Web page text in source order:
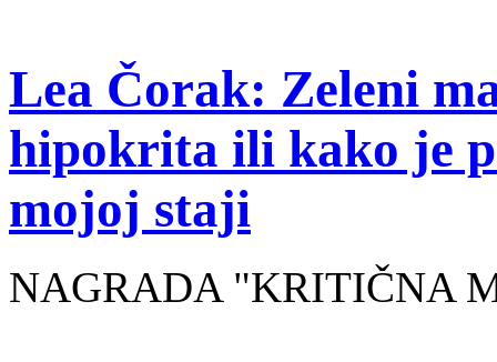
Lea Čorak: Zeleni
hipokrita ili kako je
mojoj staji
NAGRADA "KRITIČNA